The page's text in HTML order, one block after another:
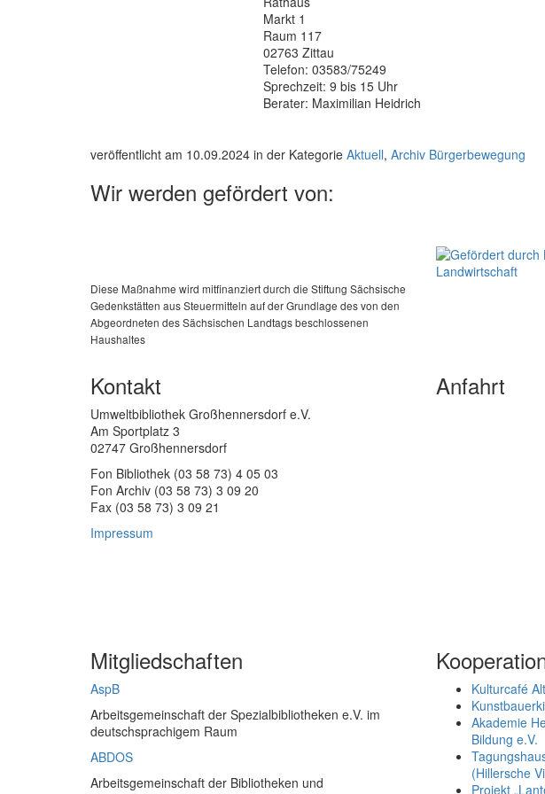
Markt 1
Raum 117
02763 Zittau
Telefon: 03583/75249
Sprechzeit: 9 bis 15 Uhr
Berater: Maximilian Heidrich
veröffentlicht am 10.09.2024 in der Kategorie Aktuell, Archiv Bürgerbewegung
Wir werden gefördert von:
Diese Maßnahme wird mitfinanziert durch die Stiftung Sächsische
Gedenkstätten aus Steuermitteln auf der Grundlage des von den
Abgeordneten des Sächsischen Landtags beschlossenen
Haushaltes
Kontakt
Umweltbibliothek Großhennersdorf e.V.
Am Sportplatz 3
02747 Großhennersdorf
Fon Bibliothek (03 58 73) 4 05 03
Fon Archiv (03 58 73) 3 09 20
Fax (03 58 73) 3 09 21
Impressum
Anfahrt
Mitgliedschaften
AspB
Arbeitsgemeinschaft der Spezialbibliotheken e.V. im
deutschsprachigem Raum
ABDOS
Arbeitsgemeinschaft der Bibliotheken und
Kulturcafé
Akademie
Bildung e.V.
(Hillersche
Projekt